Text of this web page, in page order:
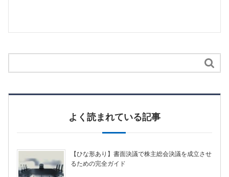

よく読まれている記事
【ひな形あり】書面決議で株主総会決議を成立させ
るための完全ガイド